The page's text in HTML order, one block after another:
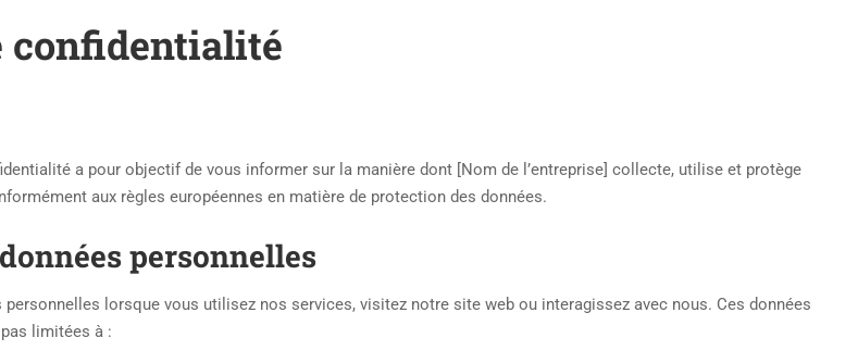
confidentialité
a pour objectif de vous informer sur la manière dont [Nom de l’entreprise] collecte, utilise et protège
aux règles européennes en matière de protection des données.
personnelles
lorsque vous utilisez nos services, visitez notre site web ou interagissez avec nous. Ces données
limitées à :